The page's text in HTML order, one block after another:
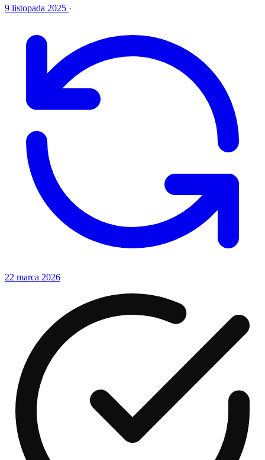
9 listopada 2025 ·
22 marca 2026